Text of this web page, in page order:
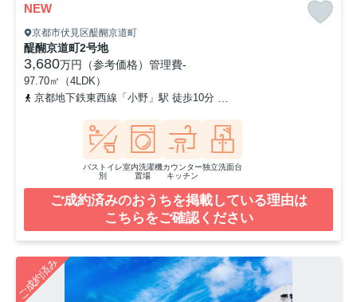
NEW
京都市伏見区醍醐京道町
醍醐京道町2号地
3,680万円（参考価格） 管理費-
97.70㎡（4LDK）
京都地下鉄東西線「小野」駅 徒歩10分
バストイレ
別
室内洗濯機
置場
カウンター
キッチン
独立洗面台
ご成約済みのおうちを掲載している理由は
こちらをご確認ください
ご成約済み